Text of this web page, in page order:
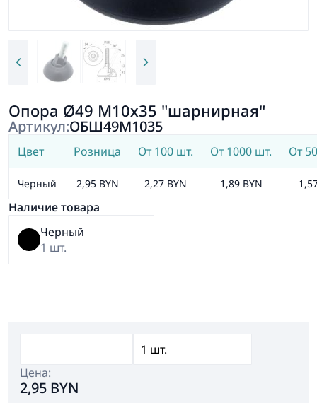
Опора Ø49 М10х35 "шарнирная"
Артикул:ОБШ49М1035
Цвет Розница От 100 шт. От 1000 шт. От
Черный 2,95 BYN 2,27 BYN 1,89 BYN
Наличие товара
Черный
1 шт.
Цена:
2,95 BYN